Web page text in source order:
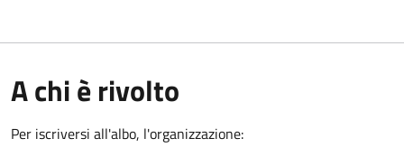
A chi è rivolto
Per iscriversi all'albo, l'organizzazione: